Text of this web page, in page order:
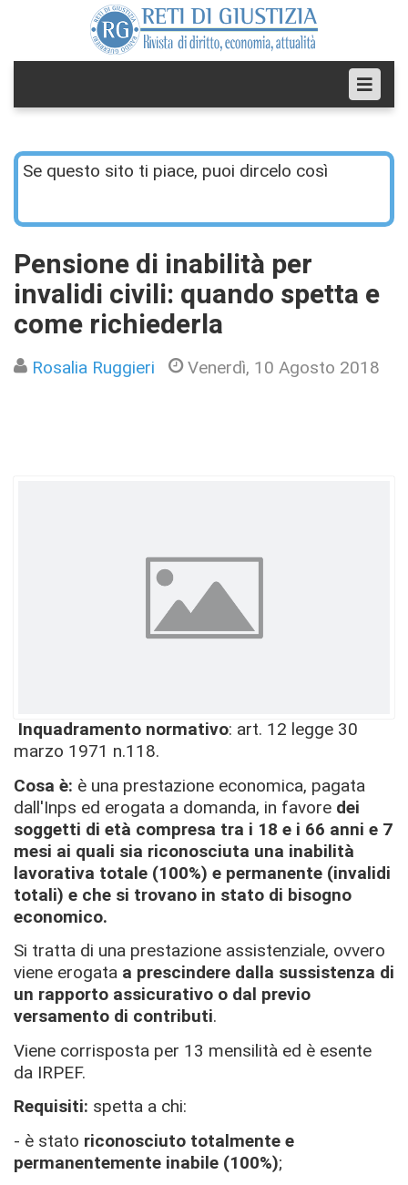
Se questo sito ti piace, puoi dircelo così
Pensione di inabilità per
invalidi civili: quando spetta e
come richiederla
Rosalia Ruggieri Venerdì, 10 Agosto 2018
Inquadramento normativo: art. 12 legge 30
marzo 1971 n.118.
Cosa è: è una prestazione economica, pagata
dall'Inps ed erogata a domanda, in favore dei
soggetti di età compresa tra i 18 e i 66 anni e 7
mesi ai quali sia riconosciuta una inabilità
lavorativa totale (100%) e permanente (invalidi
totali) e che si trovano in stato di bisogno
economico.
Si tratta di una prestazione assistenziale, ovvero
viene erogata a prescindere dalla sussistenza di
un rapporto assicurativo o dal previo
versamento di contributi.
Viene corrisposta per 13 mensilità ed è esente
da IRPEF.
Requisiti: spetta a chi:
- è stato riconosciuto totalmente e
permanentemente inabile (100%);